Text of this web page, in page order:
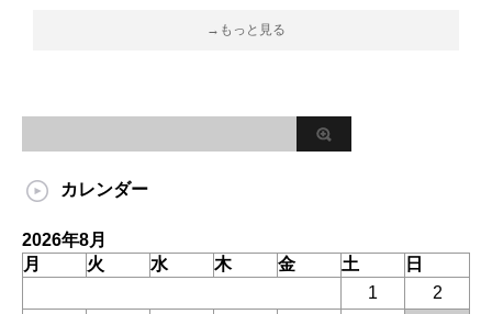
→もっと見る
カレンダー
2026年8月
月
火 水 木 金 土
日
1
2